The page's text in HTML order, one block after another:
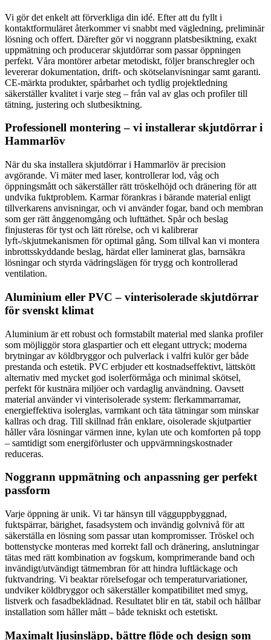
Vi gör det enkelt att förverkliga din idé. Efter att du fyllt i
kontaktformuläret återkommer vi snabbt med vägledning, preliminär
lösning och offert. Därefter gör vi noggrann platsbesiktning, exakt
uppmätning och producerar skjutdörrar som passar öppningen
perfekt. Våra montörer arbetar metodiskt, följer branschregler och
levererar dokumentation, drift- och skötselanvisningar samt garanti.
CE-märkta produkter, spårbarhet och tydlig projektledning
säkerställer kvalitet i varje steg – från val av glas och profiler till
tätning, justering och slutbesiktning.
Professionell montering – vi installerar skjutdörrar i
Hammarlöv
När du ska installera skjutdörrar i Hammarlöv är precision
avgörande. Vi mäter med laser, kontrollerar lod, våg och
öppningsmått och säkerställer rätt tröskelhöjd och dränering för att
undvika fuktproblem. Karmar förankras i bärande material enligt
tillverkarens anvisningar, och vi använder fogar, band och membran
som ger rätt ånggenomgång och lufttäthet. Spår och beslag
finjusteras för tyst och lätt rörelse, och vi kalibrerar
lyft-/skjutmekanismen för optimal gång. Som tillval kan vi montera
inbrottsskyddande beslag, härdat eller laminerat glas, barnsäkra
lösningar och styrda vädringslägen för trygg och kontrollerad
ventilation.
Aluminium eller PVC – vinterisolerade skjutdörrar
för svenskt klimat
Aluminium är ett robust och formstabilt material med slanka profiler
som möjliggör stora glaspartier och ett elegant uttryck; moderna
brytningar av köldbryggor och pulverlack i valfri kulör ger både
prestanda och estetik. PVC erbjuder ett kostnadseffektivt, lättskött
alternativ med mycket god isolerförmåga och minimal skötsel,
perfekt för kustnära miljöer och vardaglig användning. Oavsett
material använder vi vinterisolerade system: flerkammarramar,
energieffektiva isolerglas, varmkant och täta tätningar som minskar
kallras och drag. Till skillnad från enklare, oisolerade skjutpartier
håller våra lösningar värmen inne, kylan ute och komforten på topp
– samtidigt som energiförluster och uppvärmningskostnader
reduceras.
Noggrann uppmätning och anpassning ger perfekt
passform
Varje öppning är unik. Vi tar hänsyn till vägguppbyggnad,
fuktspärrar, bärighet, fasadsystem och invändig golvnivå för att
säkerställa en lösning som passar utan kompromisser. Tröskel och
bottenstycke monteras med korrekt fall och dränering, anslutningar
tätas med rätt kombination av fogskum, komprimerande band och
invändigt/utvändigt tätmembran för att hindra luftläckage och
fuktvandring. Vi beaktar rörelsefogar och temperaturvariationer,
undviker köldbryggor och säkerställer kompatibilitet med smyg,
listverk och fasadbeklädnad. Resultatet blir en tät, stabil och hållbar
installation som håller mått – både tekniskt och estetiskt.
Maximalt ljusinsläpp, bättre flöde och design som